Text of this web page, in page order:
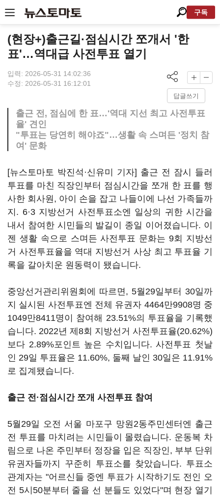
구독
(현장+)출근길·점심시간 쪼개서 '한
표'…역대급 사전투표 열기
입력: 2026-05-31 14:02:36
수정: 2026-05-31 16:12:01
답글쓰기
출근 전, 점심에 한 표…'역대 지선 최고 사전투표
율' 견인
"투표는 당연히 해야죠"…생활 속 스며든 '정치 참
여' 문화
[뉴스토마토 박진석·신유미 기자] 출근 전 잠시 들러
투표를 마친 직장인부터 점심시간을 쪼개 한 표를 행
사한 회사원, 아이 손을 잡고 나들이에 나선 가족들까
지. 6·3 지방선거 사전투표소엔 일상의 귀한 시간을
내서 참여한 시민들의 발길이 종일 이어졌습니다. 이
젠 생활 속으로 스며든 사전투표 문화는 9회 지방선
거 사전투표율을 역대 지방선거 사상 최고 투표율 기
록을 갈아치운 원동력이 됐습니다.
중앙선거관리위원회에 따르면, 5월29일부터 30일까
지 실시된 사전투표엔 전체 유권자 4464만9908명 중
1049만8411명이 참여해 23.51%의 투표율을 기록했
습니다. 2022년 제8회 지방선거 사전투표율(20.62%)
보다 2.89%포인트 높은 수치입니다. 사전투표 첫날
인 29일 투표율은 11.60%, 둘째 날인 30일은 11.91%
로 집계됐습니다.
출근 전·점심시간 쪼개 사전투표 참여
5월29일 오전 서울 마포구 망원2동주민센터엔 출근
전 투표를 마치려는 시민들이 몰렸습니다. 운동복 차
림으로 나온 주민부터 정장을 입은 직장인, 부부 단위
유권자들까지 꾸준히 투표소를 찾았습니다. 투표소
관계자는 "어르신들 중엔 투표가 시작하기도 전인 오
전 5시50분부터 줄을 선 분들도 있었다"며 현장 열기